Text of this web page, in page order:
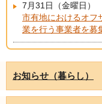
7月31日（金曜日）
市有地におけるオフ
業を行う事業者を募
お知らせ（暮らし）